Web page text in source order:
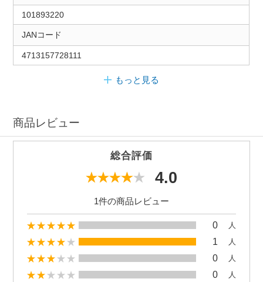
101893220
JANコード
4713157728111
もっと見る
商品レビュー
総合評価
4.0
1件の商品レビュー
0 人
1 人
0 人
0 人